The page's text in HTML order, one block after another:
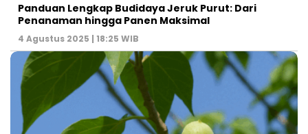
Panduan Lengkap Budidaya Jeruk Purut: Dari
Penanaman hingga Panen Maksimal
4 Agustus 2025 | 18:25 WIB